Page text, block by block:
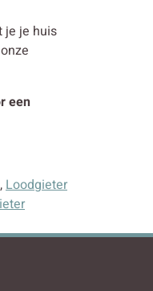
je je huis
een
, Loodgieter